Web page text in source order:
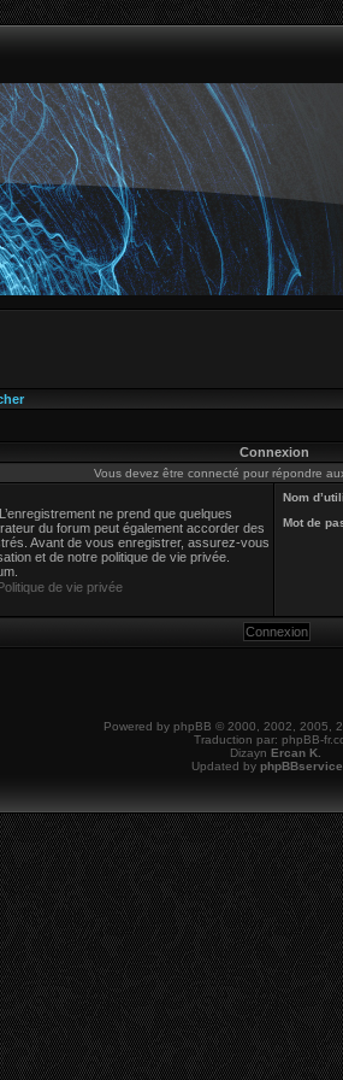
Connexion
Vous devez être connecté pour répondre
ne prend que quelques
du forum peut également accorder des
Avant de vous enregistrer, assurez-vous
et de notre politique de vie privée.
de vie privée
Nom
Mot de
Powered by phpBB © 2000, 2002, 2005,
Traduction par: phpBB-
Dizayn Ercan K.
Updated by